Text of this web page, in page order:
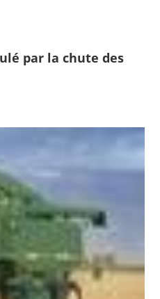
par la chute des